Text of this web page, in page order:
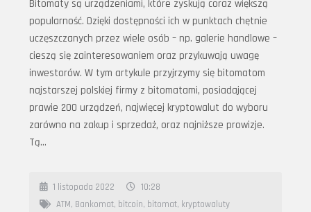
Bitomaty są urządzeniami, które zyskują coraz większą
popularność. Dzięki dostępności ich w punktach chętnie
uczęszczanych przez wiele osób – np. galerie handlowe –
cieszą się zainteresowaniem oraz przykuwają uwagę
inwestorów. W tym artykule przyjrzymy się bitomatom
najstarszej polskiej firmy z bitomatami, posiadającej
prawie 200 urządzeń, najwięcej kryptowalut do wyboru
zarówno na zakup i sprzedaż, oraz najniższe prowizje.
Tą…
1 listopada 2022
10:28
ATM, Bankomat, bitcoin, bitomat, kryptowaluty